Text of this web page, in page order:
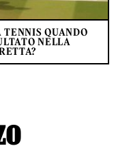
TENNIS QUANDO
NELLA